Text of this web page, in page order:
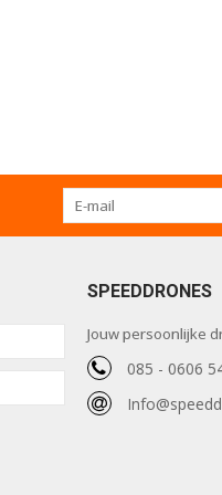
SPEEDDRONES
Jouw persoonlijke
085 - 0606